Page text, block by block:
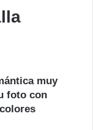
muy
foto con